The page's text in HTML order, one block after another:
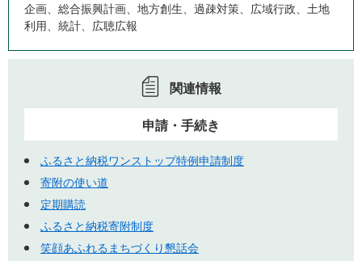
企画、総合振興計画、地方創生、過疎対策、広域行政、土地
利用、統計、広聴広報
関連情報
申請・手続き
ふるさと納税ワンストップ特例申請制度
寄附の使い道
定期購読
ふるさと納税寄附制度
笑顔あふれるまちづくり懇話会